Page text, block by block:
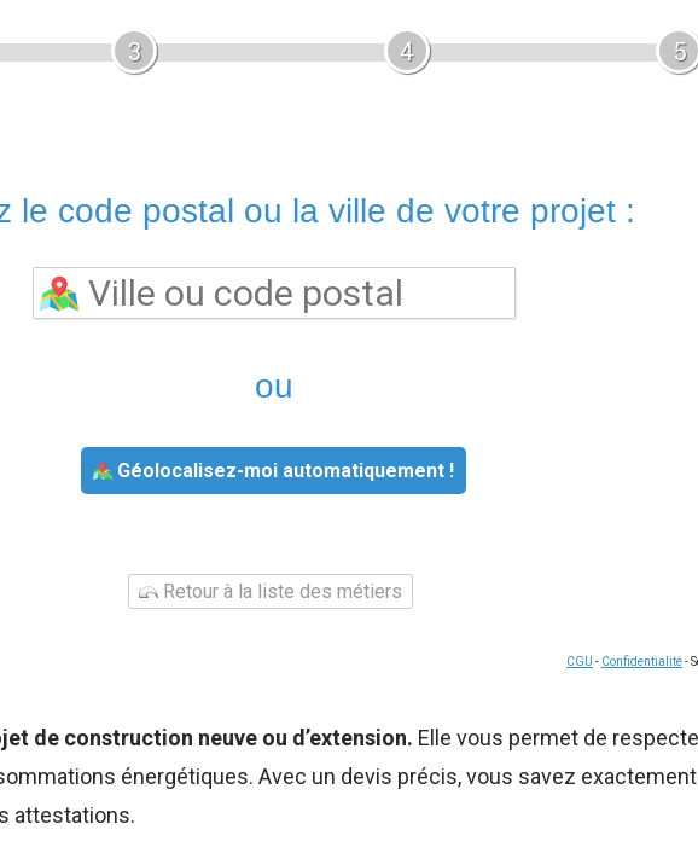
3 4 5
le code postal ou la ville de votre projet :
ou
Géolocalisez-moi automatiquement !
Retour à la liste des métiers
CGU - Confidentialité-
de construction neuve ou d’extension. Elle vous permet de
énergétiques. Avec un devis précis, vous savez
attestations.